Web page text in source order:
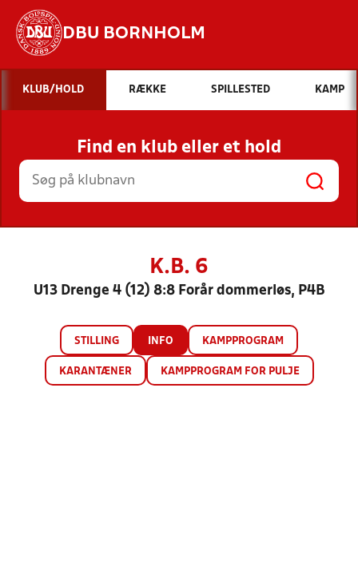
DBU BORNHOLM
Hvad vil du søge efter?
INDHOLD OG NYHEDER
STILLINGER, RESULTATER, KLUBBER OG
HOLD
KLUB/HOLD RÆKKE SPILLESTED KAMP
Find en klub eller et hold
K.B. 6
U13 Drenge 4 (12) 8:8 Forår dommerløs, P4B
STILLING INFO KAMPPROGRAM
KARANTÆNER KAMPPROGRAM FOR PULJE